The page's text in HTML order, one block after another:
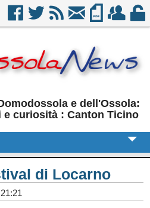
e dell'Ossola:
e curiosità : Canton Ticino
di Locarno